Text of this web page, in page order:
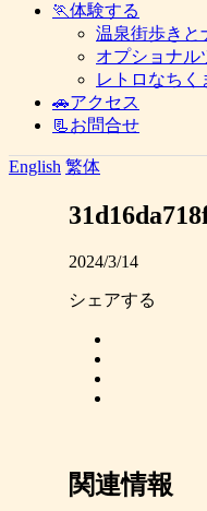
🏃体験する
温泉街歩きと
オプショナル
レトロなちく
🚗アクセス
📃お問合せ
English 繁体
2024/3/14
シェアする
関連情報